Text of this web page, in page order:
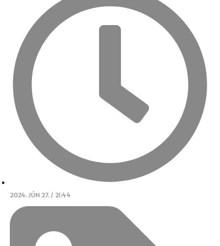
2024. JÚN 27. / 21:44